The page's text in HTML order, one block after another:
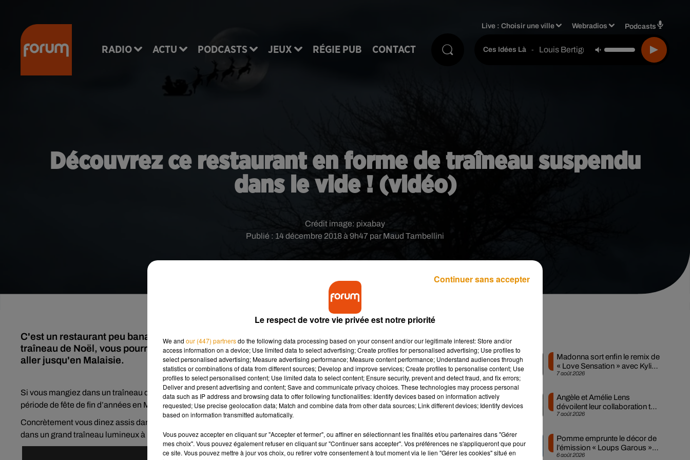
RADIO ACTU PODCASTS JEUX RÉGIE PUB CONTACT
Live :Choisir une ville Webradios Podcasts
Ces Idées Là - Louis Bertignac
Découvrez ce restaurant en forme de traîneau suspendu
dans le vide ! (vidéo)
Publié : 14 décembre 2018 à 9h47 par Maud Tambellini
Crédit image: pixabay
C'est un restaurant peu banal qui vous accueille à 45 mètres de hauteur. Installé dans un grand
traîneau de Noël, vous pourrez même voir les rennes illuminés à la nuit tombée. Petit hic ; il faut
aller jusqu'en Malaisie.
Si vous mangiez dans un traîneau de Noël suspendu dans le vide ? C’est l’idée un peu folle qui vous est proposée en cette
période de fête de fin d’années en Malaisie. Ça se passe dans la capitale Kuala Lumpur.
Concrètement vous dinez assis dans un siège de montagnes russes à 45 mètres de hauteur. Une table carrée a été installée
dans un grand traîneau lumineux à la nuit tombée avec des rennes forcément pour tirer symboliquement ce dernier.
Musique
7 août 2026
Madonna sort enfin le remix de
« Love Sensation » avec Kylie
Minogue
7 août 2026
Angèle et Amélie Lens
dévoilent leur collaboration tant
attendue
6 août 2026
Pomme emprunte le décor de
l’émission « Loups Garous »
pour son...
Le respect de votre vie privée est notre priorité
We and our (447) partnersdo the following data processing based on your consent and/or our legitimate interest: Store and/or
access information on a device; Use limited data to select advertising; Create profiles for personalised advertising; Use profiles to
select personalised advertising; Measure advertising performance; Measure content performance; Understand audiences through
statistics or combinations of data from different sources; Develop and improve services; Create profiles to personalise content; Use
profiles to select personalised content; Use limited data to select content; Ensure security, prevent and detect fraud, and fix errors;
Deliver and present advertising and content; Save and communicate privacy choices. These technologies may process personal
data such as IP address and browsing data to offer following functionalities: Identify devices based on information actively
requested; Use precise geolocation data; Match and combine data from other data sources; Link different devices; Identify devices
based on information transmitted automatically.
Vous pouvez accepter en cliquant sur "Accepter et fermer", ou affiner en sélectionnant les finalités et/ou partenaires dans "Gérer
mes choix". Vous pouvez également refuser en cliquant sur "Continuer sans accepter". Vos préférences ne s'appliqueront que pour
ce site. Vous pouvez mettre à jour vos choix, ou retirer votre consentement à tout moment via le lien "Gérer les cookies" situé en
Continuer sans accepter